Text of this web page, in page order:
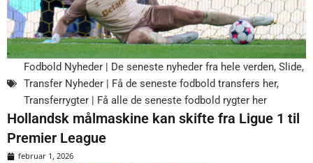
Fodbold Nyheder | De seneste nyheder fra hele verden, Slide,
Transfer Nyheder | Få de seneste fodbold transfers her,
Transferrygter | Få alle de seneste fodbold rygter her
Hollandsk målmaskine kan skifte fra Ligue 1 til
Premier League
februar 1, 2026